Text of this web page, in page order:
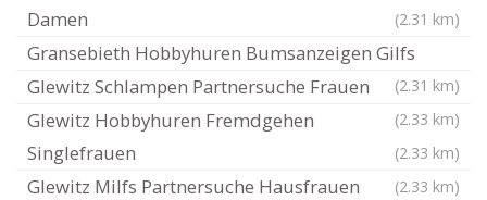
Damen
(2.31 km)
Gransebieth Hobbyhuren Bumsanzeigen Gilfs
(2.31 km)
Glewitz Schlampen Partnersuche Frauen
(2.33 km)
Glewitz Hobbyhuren Fremdgehen
Singlefrauen
(2.33 km)
Glewitz Milfs Partnersuche Hausfrauen (2.33 km)